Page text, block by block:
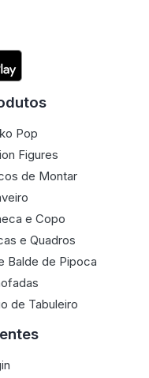
Pop
Figures
de Montar
e Copo
e Quadros
Balde de Pipoca
de Tabuleiro